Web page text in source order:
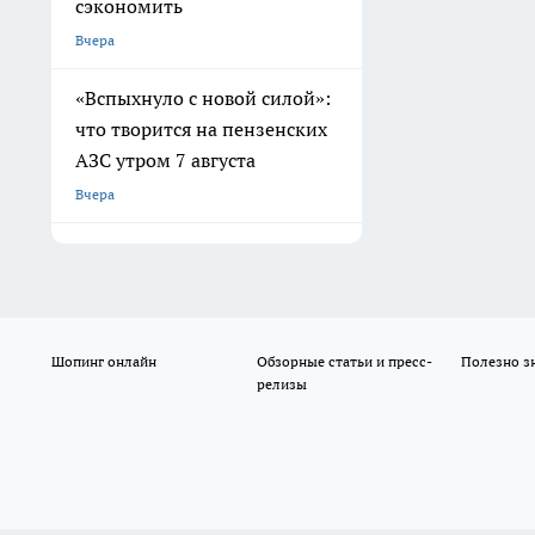
сэкономить
Вчера
«Вспыхнуло с новой силой»:
что творится на пензенских
АЗС утром 7 августа
Вчера
Шопинг онлайн
Обзорные статьи и пресс-
релизы
Полезно